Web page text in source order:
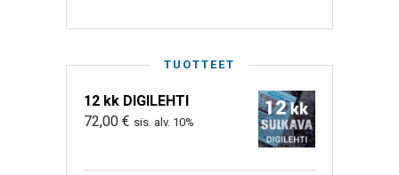
TUOTTEET
12 kk DIGILEHTI
72,00 € sis. alv. 10%